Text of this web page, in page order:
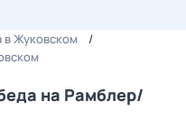
в Жуковском
на Рамблер/